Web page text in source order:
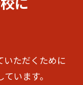
いただくために
います。